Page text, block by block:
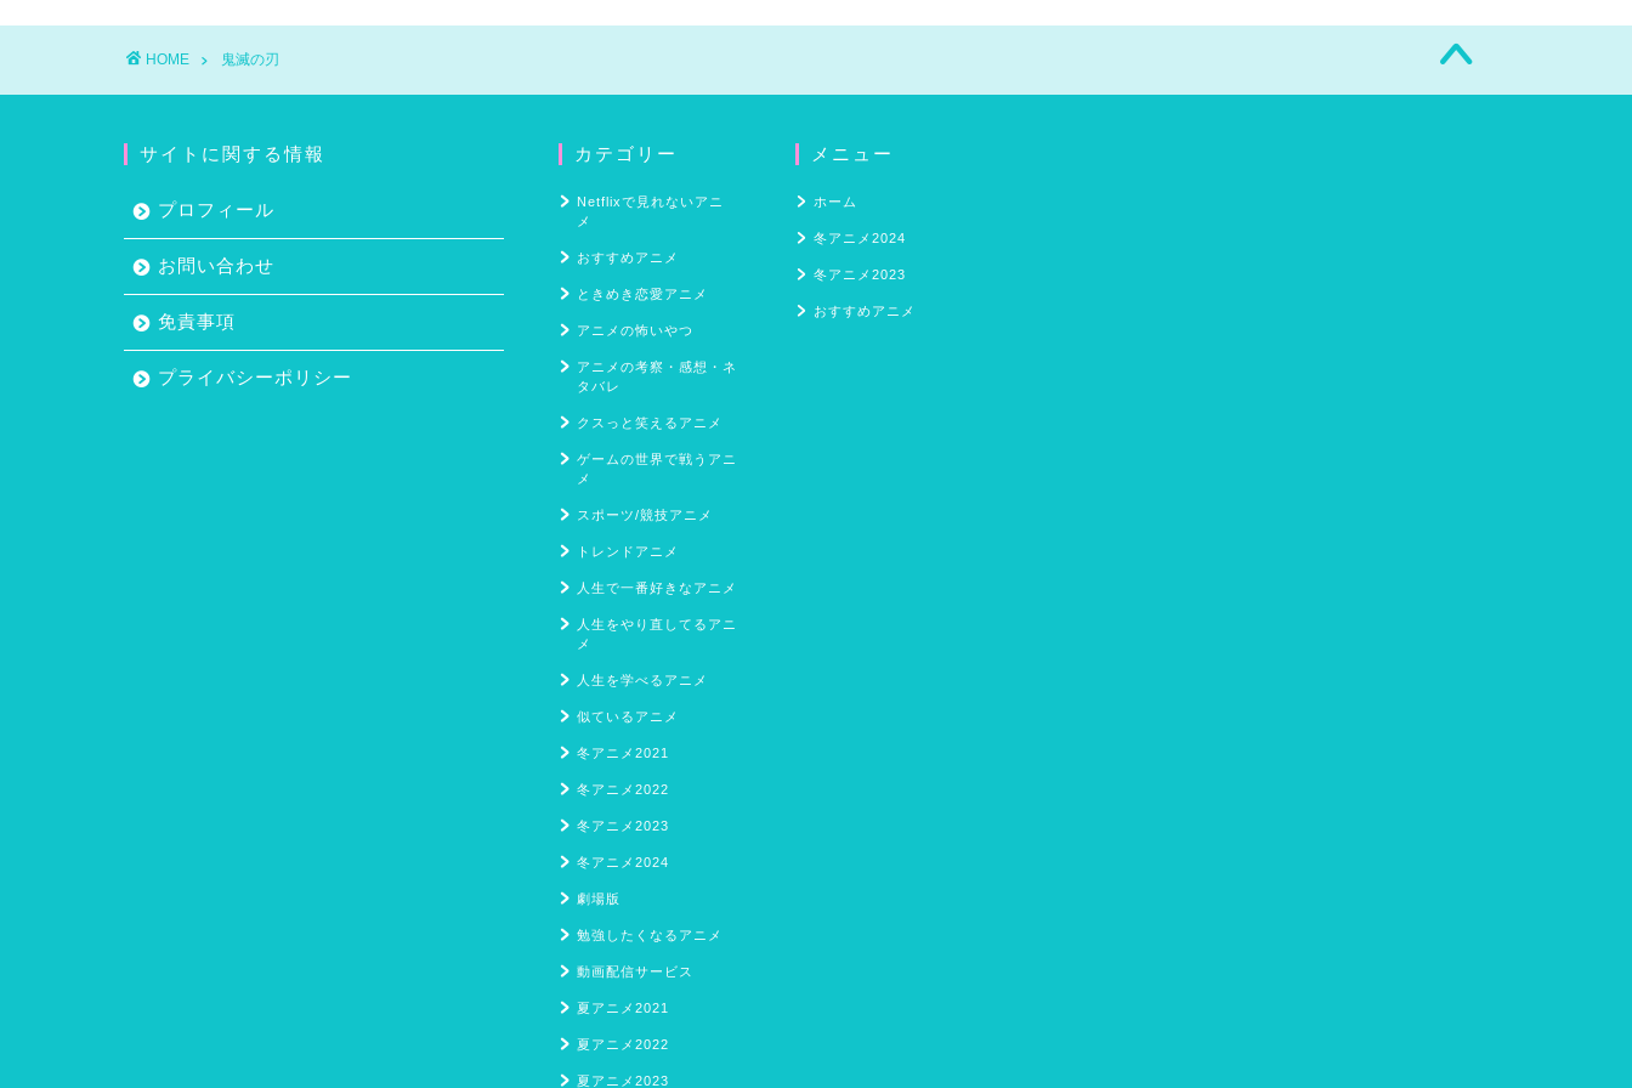
HOME 鬼滅の刃
サイトに関する情報
プロフィール
お問い合わせ
免責事項
プライバシーポリシー
カテゴリー
Netflixで見れないアニ
メ
おすすめアニメ
ときめき恋愛アニメ
アニメの怖いやつ
アニメの考察・感想・ネ
タバレ
クスっと笑えるアニメ
ゲームの世界で戦うアニ
メ
スポーツ/競技アニメ
トレンドアニメ
人生で一番好きなアニメ
人生をやり直してるアニ
メ
人生を学べるアニメ
似ているアニメ
冬アニメ2021
冬アニメ2022
冬アニメ2023
冬アニメ2024
劇場版
勉強したくなるアニメ
動画配信サービス
夏アニメ2021
夏アニメ2022
夏アニメ2023
メニュー
ホーム
冬アニメ2024
冬アニメ2023
おすすめアニメ